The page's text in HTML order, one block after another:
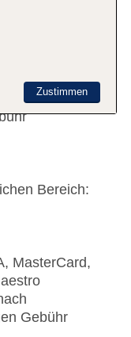
Bereich:
MasterCard,
Gebühr
Zustimmen